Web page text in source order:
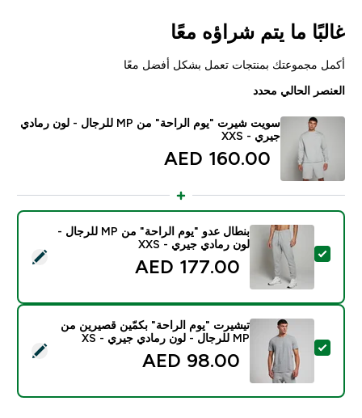
غالبًا ما يتم شراؤه معًا
أكمل مجموعتك بمنتجات تعمل بشكل أفضل معًا
العنصر الحالي محدد
سويت شيرت "يوم الراحة" من MP للرجال - لون رمادي
جيري - XXS
160.00 AED‎
تحديد هذا المنتج - بنطال عدو "يوم الراحة" من MP للرجال - لون رمادي جيري - XXS
بنطال عدو "يوم الراحة" من MP للرجال -
لون رمادي جيري - XXS
177.00 AED‎
تحديد هذا المنتج - تيشيرت "يوم الراحة" بكمّين قصيرين من MP للرجال - لون رمادي جيري - XS
تيشيرت "يوم الراحة" بكمّين قصيرين من
MP للرجال - لون رمادي جيري - XS
98.00 AED‎